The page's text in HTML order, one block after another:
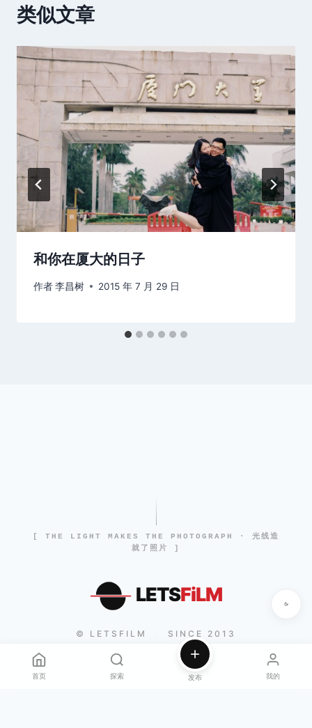
类似文章
和你在厦大的日子
作者李昌树 2015 年 7 月 29 日
[ THE LIGHT MAKES THE PHOTOGRAPH · 光线造
就了照片 ]
LETSFiLM
© LETSFILM SINCE 2013
首页 探索 发布 我的